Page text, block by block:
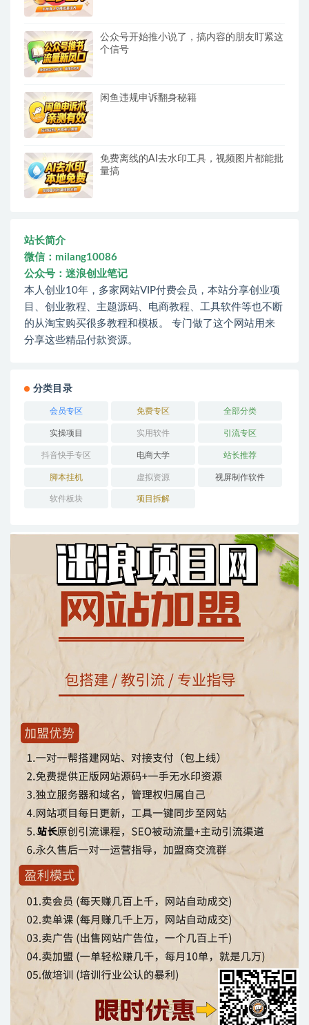
公众号开始推小说了，搞内容的朋友盯紧这
个信号
闲鱼违规申诉翻身秘籍
免费离线的AI去水印工具，视频图片都能批
量搞
站长简介
微信：milang10086
公众号：迷浪创业笔记
本人创业10年，多家网站VIP付费会员，本站分享创业项
目、创业教程、主题源码、电商教程、工具软件等也不断
的从淘宝购买很多教程和模板。 专门做了这个网站用来
分享这些精品付款资源。
分类目录
会员专区 免费专区 全部分类
实操项目 实用软件 引流专区
抖音快手专区 电商大学 站长推荐
脚本挂机 虚拟资源 视屏制作软件
软件板块 项目拆解